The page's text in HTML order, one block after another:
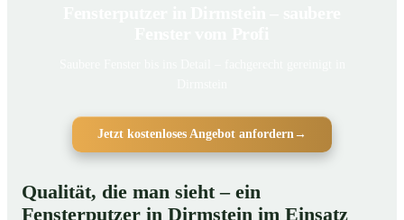
Jetzt kostenloses Angebot anfordern →
Qualität, die man sieht – ein
Fensterputzer in Dirmstein im Einsatz